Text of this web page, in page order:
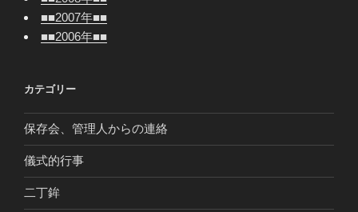
■■2007年■■
■■2006年■■
カテゴリー
保存会、管理人からの連絡
儀式的行事
二丁鉾